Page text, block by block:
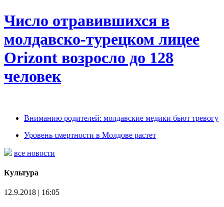
Число отравившихся в
молдавско-турецком лицее
Orizont возросло до 128
человек
Вниманию родителей: молдавские медики бьют тревогу
Уровень смертности в Молдове растет
все новости
Культура
12.9.2018 | 16:05